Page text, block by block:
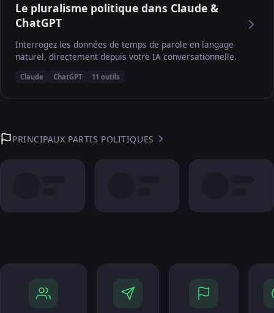
Le pluralisme politique dans Claude &
ChatGPT
Interrogez les données de temps de parole en langage
naturel, directement depuis votre IA conversationnelle.
Claude ChatGPT 11 outils
PRINCIPAUX PARTIS POLITIQUES